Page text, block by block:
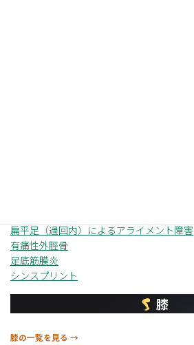
扁平足（過回内）によるアライメント障害
有痛性外脛骨
足底筋膜炎
シンスプリント
膝
膝の一覧を見る →